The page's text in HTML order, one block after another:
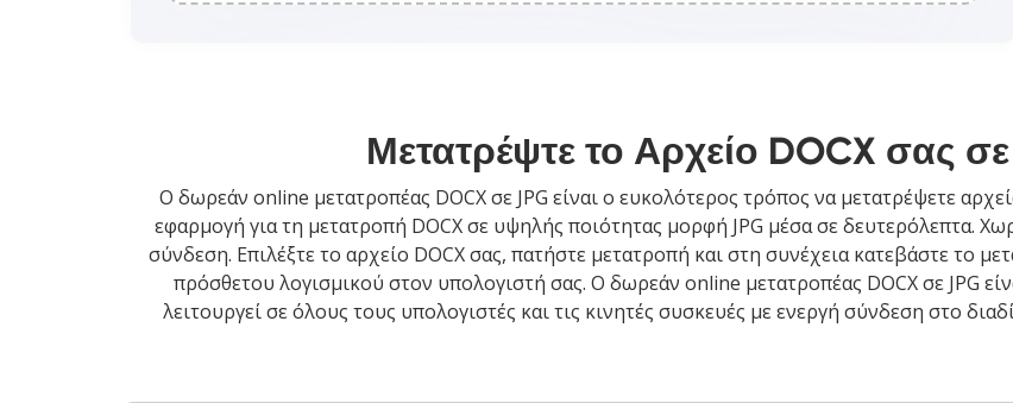
Μετατρέψτε το Αρχείο DOCX σας
Ο δωρεάν online μετατροπέας DOCX σε JPG είναι ο ευκολότερος τρόπος να μετατρέψετε
εφαρμογή για τη μετατροπή DOCX σε υψηλής ποιότητας μορφή JPG μέσα σε δευτερόλεπτα.
σύνδεση. Επιλέξτε το αρχείο DOCX σας, πατήστε μετατροπή και στη συνέχεια κατεβάστε το
πρόσθετου λογισμικού στον υπολογιστή σας. Ο δωρεάν online μετατροπέας DOCX σε JPG
λειτουργεί σε όλους τους υπολογιστές και τις κινητές συσκευές με ενεργή σύνδεση στο